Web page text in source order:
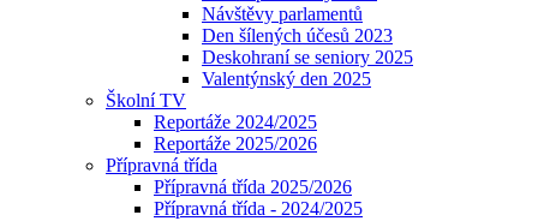
Návštěvy parlamentů
Den šílených účesů 2023
Deskohraní se seniory 2025
Valentýnský den 2025
Školní TV
Reportáže 2024/2025
Reportáže 2025/2026
Přípravná třída
Přípravná třída 2025/2026
Přípravná třída - 2024/2025